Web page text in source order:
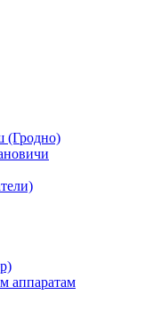
аппаратам